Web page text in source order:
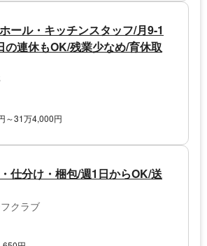
ール・キッチンスタッフ/月9-1
の連休もOK/残業少なめ/育休取
～31万4,000円
仕分け・梱包/週1日からOK/送
クラブ